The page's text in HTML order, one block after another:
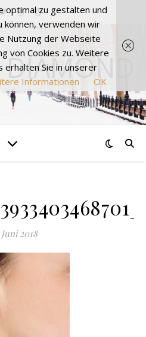
Juni 2018
optimal zu gestalten und
verwenden wir
Nutzung der Webseite
von Cookies zu. Weitere
erhalten Sie in unserer
Informationen OK